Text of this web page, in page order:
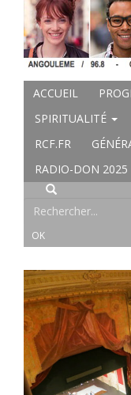
ACCUEIL
SPIRITUALITÉ
RCF.FR
RADIO-DON 2025